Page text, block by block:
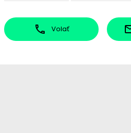
Volať